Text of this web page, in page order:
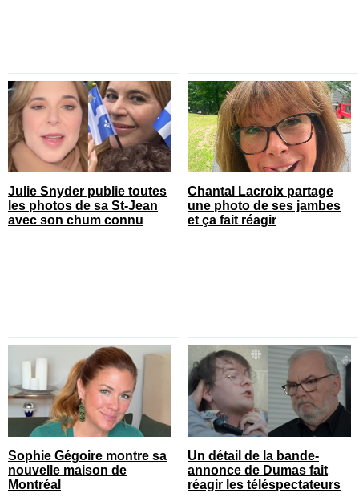
Julie Snyder publie toutes
les photos de sa St-Jean
avec son chum connu
Chantal Lacroix partage
une photo de ses jambes
et ça fait réagir
Sophie Gégoire montre sa
nouvelle maison de
Montréal
Un détail de la bande-
annonce de Dumas fait
réagir les téléspectateurs